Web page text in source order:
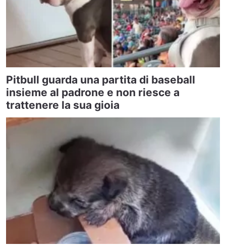
Pitbull guarda una partita di baseball
insieme al padrone e non riesce a
trattenere la sua gioia